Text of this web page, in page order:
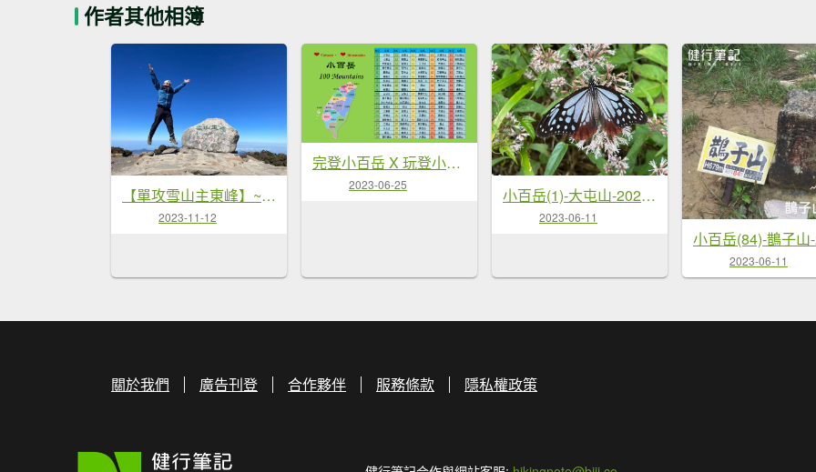
作者其他相簿
【單攻雪山主東峰】~夜景、日出、雲海、黑森林、圈谷、群山環繞~
2023-11-12
完登小百岳 X 玩登小百岳
2023-06-25
小百岳(1)-大屯山-20230604
2023-06-11
2023-06-11
關於我們 廣告刊登 合作夥伴 服務條款 隱私權政策